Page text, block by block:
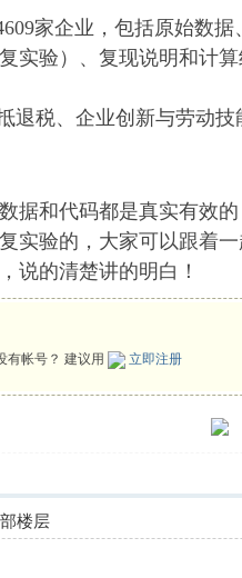
家企业，包括原始数
实验）、复现说明和计
退税、企业创新与劳动技
据和代码都是真实有效
实验的，大家可以跟着
说的清楚讲的明白！
有帐号？ 建议用 立即注册
楼层